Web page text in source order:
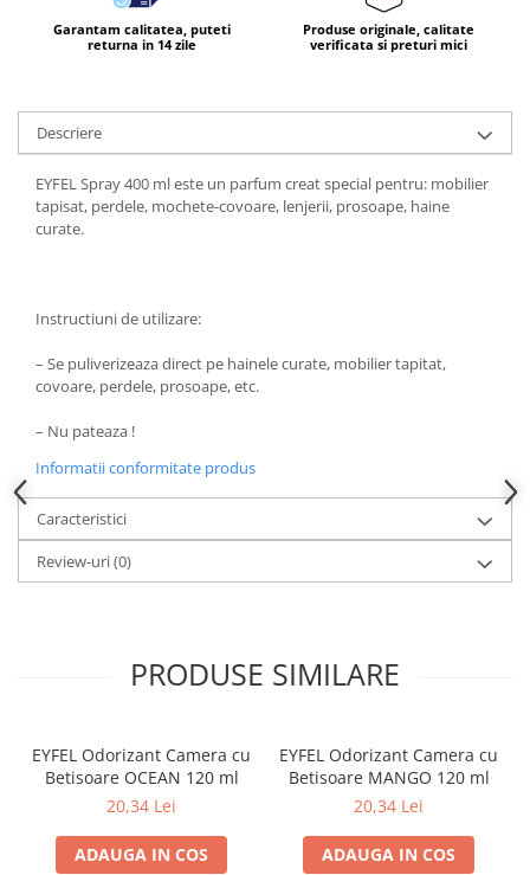
Deo Incaltaminte
Ingrijire intima
Lotiune de corp
Produse pentru ras
Sapunuri
Balsam de par
Fixativ si spuma de par
Masca & Gel de par
Vopsea de par
Servetele Umede & Uscate
Ingrijire copii
Cosmetice copii
Odorizante
Masina
Deodorante & Parfumuri
Roll-on
Garantam calitatea, puteti
returna in 14 zile
Produse originale, calitate
verificata si preturi mici
Descriere
EYFEL Spray 400 ml este un parfum creat special pentru: mobilier
tapisat, perdele, mochete-covoare, lenjerii, prosoape, haine
curate.
Instructiuni de utilizare:
– Se puliverizeaza direct pe hainele curate, mobilier tapitat,
covoare, perdele, prosoape, etc.
– Nu pateaza !
Informatii conformitate produs
Caracteristici
Review-uri(0)
PRODUSE SIMILARE
EYFEL Odorizant Camera cu
Betisoare OCEAN 120 ml
20,34 Lei
ADAUGA IN COS
EYFEL Odorizant Camera cu
Betisoare MANGO 120 ml
20,34 Lei
ADAUGA IN COS